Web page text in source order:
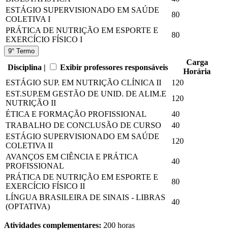
ESTÁGIO SUPERVISIONADO EM SAÚDE
COLETIVA I
80
PRÁTICA DE NUTRIÇÃO EM ESPORTE E
EXERCÍCIO FÍSICO I
80
9° Termo
Disciplina | Exibir professores responsáveis
Carga
Horária
ESTÁGIO SUP. EM NUTRIÇÃO CLÍNICA II
120
EST.SUP.EM GESTÃO DE UNID. DE ALIM.E
NUTRIÇÃO II
120
ÉTICA E FORMAÇÃO PROFISSIONAL
40
TRABALHO DE CONCLUSÃO DE CURSO
40
ESTÁGIO SUPERVISIONADO EM SAÚDE
COLETIVA II
120
AVANÇOS EM CIÊNCIA E PRÁTICA
PROFISSIONAL
40
PRÁTICA DE NUTRIÇÃO EM ESPORTE E
EXERCÍCIO FÍSICO II
80
LÍNGUA BRASILEIRA DE SINAIS - LIBRAS
(OPTATIVA)
40
Atividades complementares: 200 horas